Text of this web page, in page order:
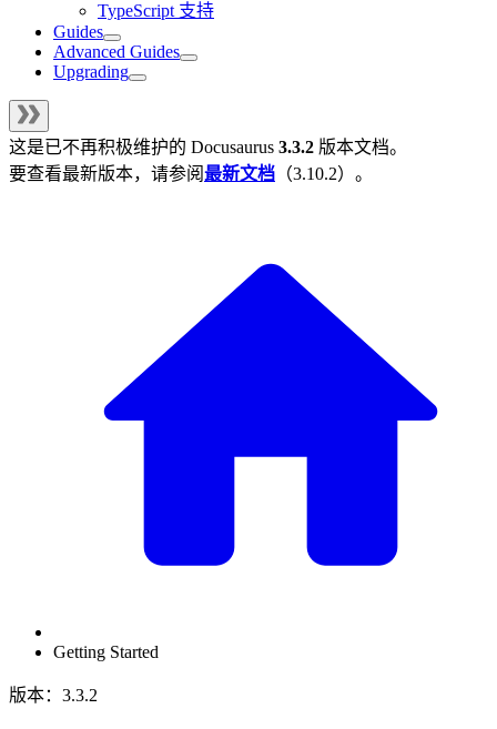
TypeScript 支持
Guides
Advanced Guides
Upgrading
这是已不再积极维护的 Docusaurus 3.3.2 版本文档。
要查看最新版本，请参阅最新文档 （3.10.2）。
Getting Started
版本：3.3.2